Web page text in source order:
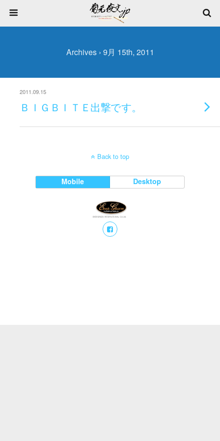
Archives › 9月 15th, 2011
2011.09.15
ＢＩＧＢＩＴＥ出撃です。
Back to top
Mobile Desktop